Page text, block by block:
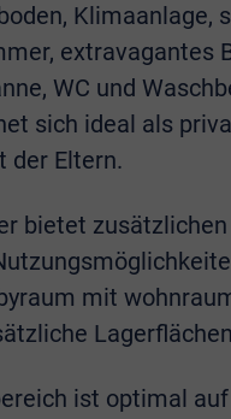
Klimaanlage,
extravagantes
WC und
sich ideal als
der Eltern.
bietet zusätzlichen
mit
ist optimal